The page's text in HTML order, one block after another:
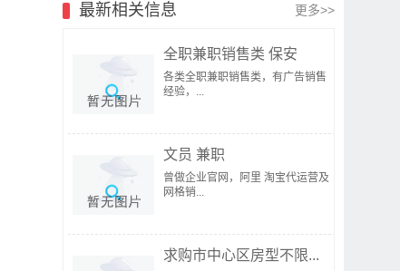
最新相关信息 更多>>
全职兼职销售类 保安
各类全职兼职销售类，有广告销售
经验，...
文员 兼职
曾做企业官网，阿里 淘宝代运营及
网格销...
求购市中心区房型不限...